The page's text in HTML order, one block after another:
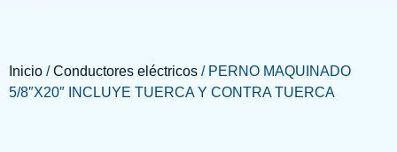
Inicio /Conductores eléctricos / PERNO MAQUINADO
5/8″X20″ INCLUYE TUERCA Y CONTRA TUERCA